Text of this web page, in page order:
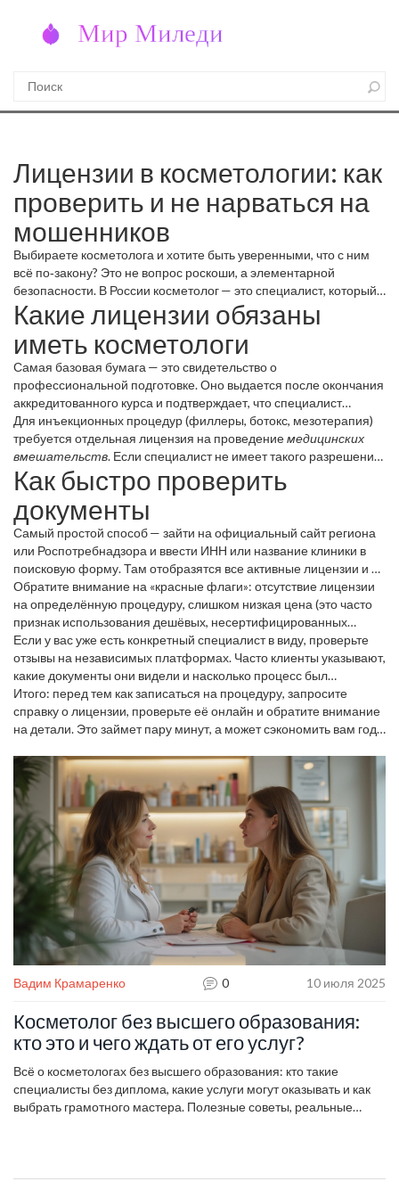
Лицензии в косметологии: как
проверить и не нарваться на
мошенников
Выбираете косметолога и хотите быть уверенными, что с ним
всё по‑закону? Это не вопрос роскоши, а элементарной
безопасности. В России косметолог — это специалист, который
должен иметь официальные документы, подтверждающие
право проводить медицинские процедуры. Без лицензии любые
уколы, пилинги или лазерные сеансы могут обернуться
осложнениями.
Какие лицензии обязаны
иметь косметологи
Самая базовая бумага — это свидетельство о
профессиональной подготовке. Оно выдается после окончания
аккредитованного курса и подтверждает, что специалист
прошёл теорию и практику. Далее нуженразрешительный
документ от Роспотребнадзора или регионального органа
здравоохранения. Он фиксирует, что клиника, в которой
работает косметолог, прошла проверку и может предлагать
определённые услуги.
Для инъекционных процедур (филлеры, ботокс, мезотерапия)
требуется отдельная лицензия на проведениемедицинских
вмешательств. Если специалист не имеет такого разрешения,
любые уколы считаются нелегальными. Аналогично, лазерные
и аппаратные методы требуют наличия сертификата на
конкретный тип оборудования.
Как быстро проверить
документы
Самый простой способ — зайти на официальный сайт региона
или Роспотребнадзора и ввести ИНН или название клиники в
поисковую форму. Там отобразятся все активные лицензии и их
срок действия. Если на сайте ничего не найдено, спросите у
специалиста показать оригиналы документов и проверьте их
подписи и печати.
Обратите внимание на «красные флаги»: отсутствие лицензии
на определённую процедуру, слишком низкая цена (это часто
признак использования дешёвых, несертифицированных
препаратов) и отсутствие чёткой политики
конфиденциальности. Хороший косметолог всегда готов
обсудить риски, показать сертификаты и ответить на вопросы
без уклонения.
Если у вас уже есть конкретный специалист в виду, проверьте
отзывы на независимых платформах. Часто клиенты указывают,
какие документы они видели и насколько процесс был
прозрачным. Но помните, что отзывы — лишь дополнительный
индикатор, а основной проверкой остаются официальные
лицензии.
Итого: перед тем как записаться на процедуру, запросите
справку о лицензии, проверьте её онлайн и обратите внимание
на детали. Это займет пару минут, а может сэкономить вам годы
проверенных профессионалов и наслаждайтесь результатом
без лишних рисков.
Вадим Крамаренко 0 10 июля 2025
Косметолог без высшего образования:
кто это и чего ждать от его услуг?
Всё о косметологах без высшего образования: кто такие
специалисты без диплома, какие услуги могут оказывать и как
выбрать грамотного мастера. Полезные советы, реальные